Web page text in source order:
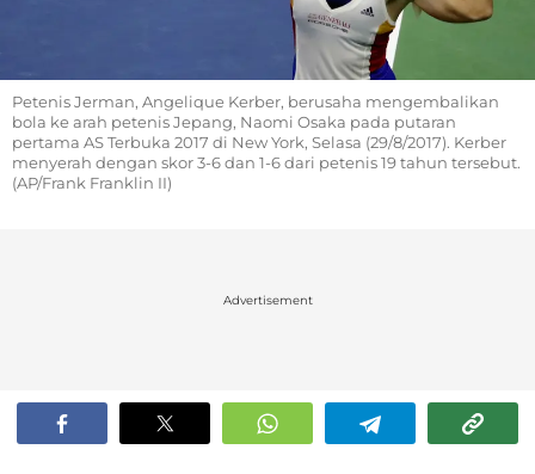
Petenis Jerman, Angelique Kerber, berusaha mengembalikan
bola ke arah petenis Jepang, Naomi Osaka pada putaran
pertama AS Terbuka 2017 di New York, Selasa (29/8/2017). Kerber
menyerah dengan skor 3-6 dan 1-6 dari petenis 19 tahun tersebut.
(AP/Frank Franklin II)
Advertisement